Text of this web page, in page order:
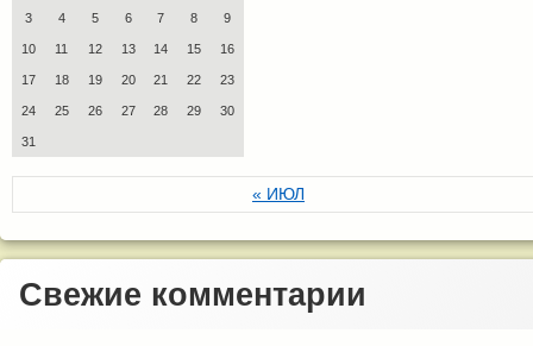
3 4 5 6 7 8 9
10 11 12 13 14 15 16
17 18 19 20 21 22 23
24 25 26 27 28 29 30
31
« ИЮЛ
Свежие комментарии